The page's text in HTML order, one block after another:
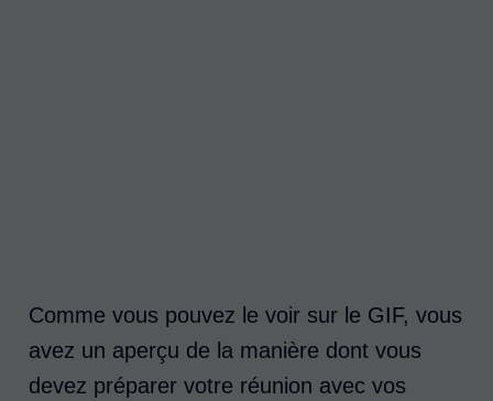
Comme vous pouvez le voir sur le GIF, vous
avez un aperçu de la manière dont vous
devez préparer votre réunion avec vos